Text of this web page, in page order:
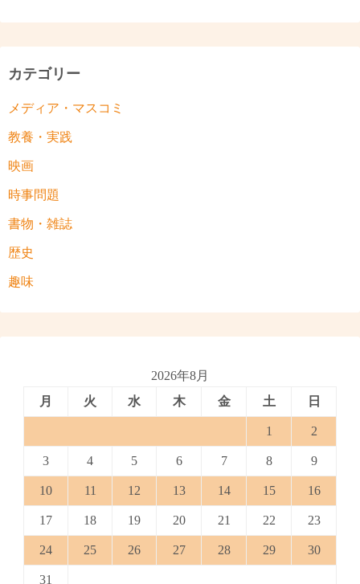
カテゴリー
メディア・マスコミ
教養・実践
映画
時事問題
書物・雑誌
歴史
趣味
2026年8月
月
火 水 木 金 土 日
1 2
3 4 5 6 7 8 9
10 11 12 13 14 15 16
17 18 19 20 21 22 23
24 25 26 27 28 29 30
31